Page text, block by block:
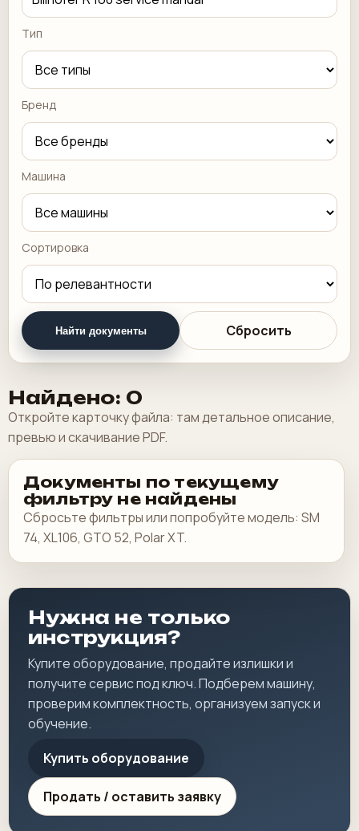
Тип
Бренд
Машина
Сортировка
Найти документы Сбросить
Найдено: 0
Откройте карточку файла: там детальное описание,
превью и скачивание PDF.
Документы по текущему
фильтру не найдены
Сбросьте фильтры или попробуйте модель: SM
74, XL106, GTO 52, Polar XT.
Нужна не только
инструкция?
Купите оборудование, продайте излишки и
получите сервис под ключ. Подберем машину,
проверим комплектность, организуем запуск и
обучение.
Купить оборудование
Продать / оставить заявку